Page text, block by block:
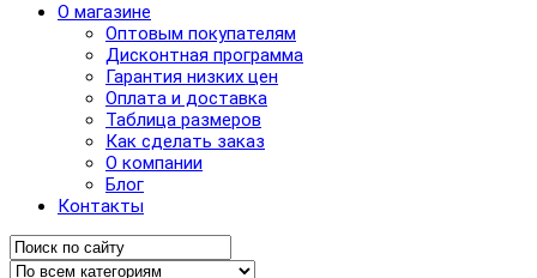
О магазине
Оптовым покупателям
Дисконтная программа
Гарантия низких цен
Оплата и доставка
Таблица размеров
Как сделать заказ
О компании
Блог
Контакты